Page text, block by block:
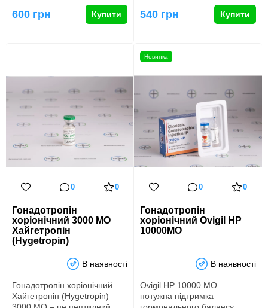
600 грн Купити
хоріонічний Ovig…
540 грн Купити
0 0
Гонадотропін
хоріонічний 3000 МО
Хайгетропін
(Hygetropin)
В наявності
Гонадотропін хоріонічний
Хайгетропін (Hygetropin)
Новинка
0 0
Гонадотропін
хоріонічний Ovigil HP
10000МО
В наявності
Ovigil HP 10000 МО —
потужна підтримка